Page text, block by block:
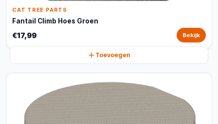
CAT TREE PARTS
Fantail Climb Hoes Groen
€17,99 Bekijk
Toevoegen